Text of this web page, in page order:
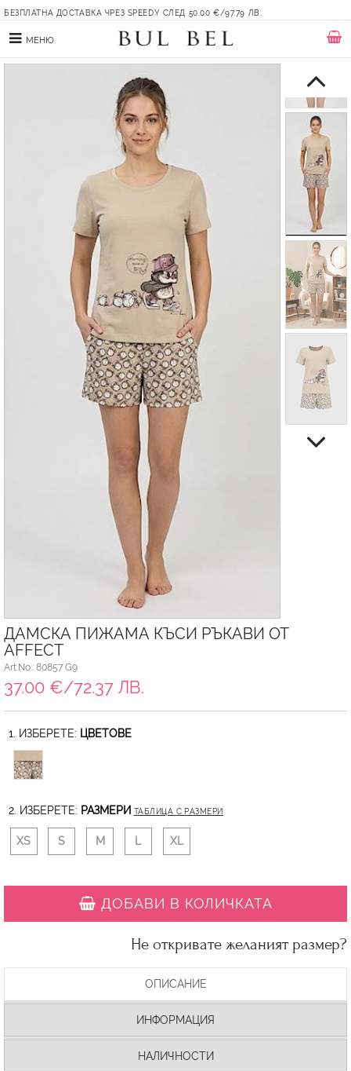
БЕЗПЛАТНА ДОСТАВКА ЧРЕЗ SPEEDY СЛЕД 50.00 €/97.79 ЛВ.
МЕНЮ
ДАМСКА ПИЖАМА КЪСИ РЪКАВИ ОТ
AFFECT
Art.No.: 80857 G9
37.00 €/72.37 ЛВ.
1. ИЗБЕРЕТЕ: ЦВЕТОВЕ
2. ИЗБЕРЕТЕ: РАЗМЕРИ ТАБЛИЦА С РАЗМЕРИ
XS S M L XL
ДОБАВИ В КОЛИЧКАТА
Не откривате желаният размер?
ОПИСАНИЕ
ИНФОРМАЦИЯ
НАЛИЧНОСТИ